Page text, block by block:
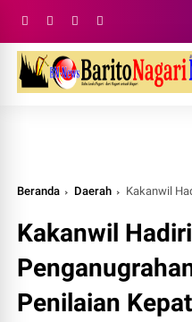
Beranda Daerah Kakanwil Hadiri Kegiatan
Kakanwil
Penilaian